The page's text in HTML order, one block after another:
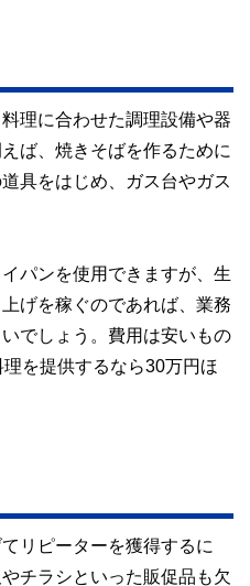
理に合わせた調理設備や器
ば、焼きそばを作るために
具をはじめ、ガス台やガス
パンを使用できますが、生
げを稼ぐのであれば、業務
でしょう。費用は安いもの
を提供するなら30万円ほ
リピーターを獲得するに
チラシといった販促品も欠